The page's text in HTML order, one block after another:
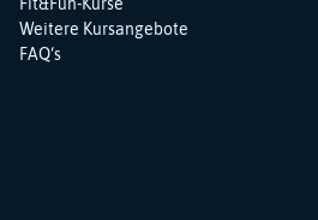
Weitere Kursangebote
FAQ‘s